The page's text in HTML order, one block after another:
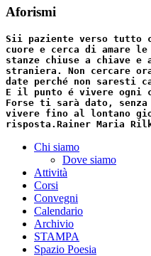
Aforismi
Sii paziente verso
cuore e cerca di amare
stanze chiuse a chiave
straniera. Non cercare
date perché non saresti
E il punto é vivere ogni
Forse ti sarà dato,
vivere fino al lontano
risposta. Rainer Maria
Chi siamo
Dove siamo
Attività
Corsi
Convegni
Calendario
Archivio
STAMPA
Spazio Poesia